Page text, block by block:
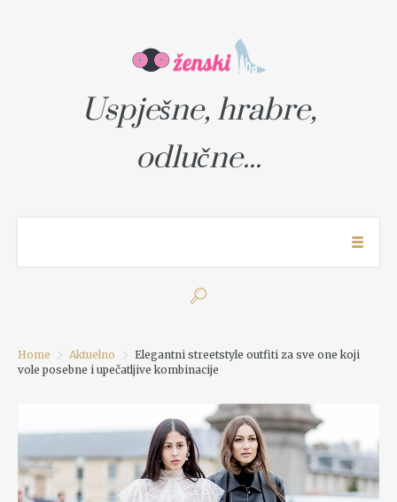
Uspješne, hrabre,
odlučne...
Home Aktuelno
Elegantni streetstyle outfiti za sve one koji
vole posebne i upečatljive kombinacije